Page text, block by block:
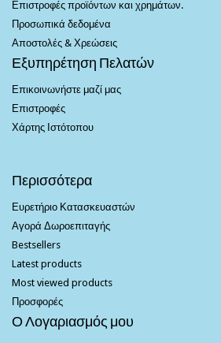
Επιστροφές προϊόντων και χρημάτων.
Προσωπικά δεδομένα
Αποστολές & Χρεώσεις
Εξυπηρέτηση Πελατών
Επικοινωνήστε μαζί μας
Επιστροφές
Χάρτης Ιστότοπου
Περισσότερα
Ευρετήριο Κατασκευαστών
Αγορά Δωροεπιταγής
Bestsellers
Latest products
Most viewed products
Προσφορές
Ο Λογαριασμός μου